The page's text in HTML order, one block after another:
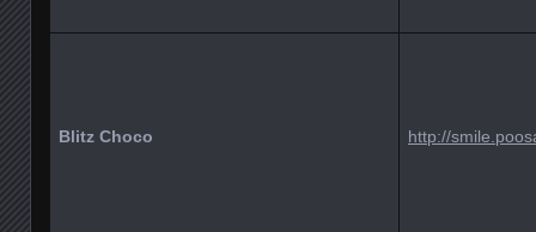
Blitz Choco http://